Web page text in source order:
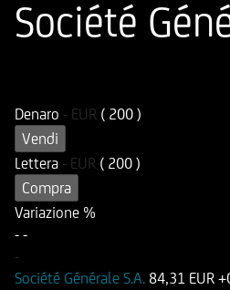
Société
Denaro - EUR ( 200 )
Vendi
Lettera - EUR ( 200 )
Compra
Variazione %
- -
-
Société Générale S.A. 84,31 EUR